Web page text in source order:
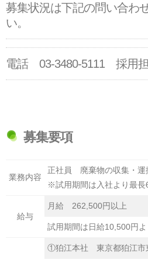
募集状況は下記の問い合わ
い。
電話 03-3480-5111 採用
募集要項
業務内容
正社員 廃棄物の収集・運
※試用期間は入社より最長
給与
月給 262,500円以上
試用期間は日給10,500円よ
①狛江本社 東京都狛江市